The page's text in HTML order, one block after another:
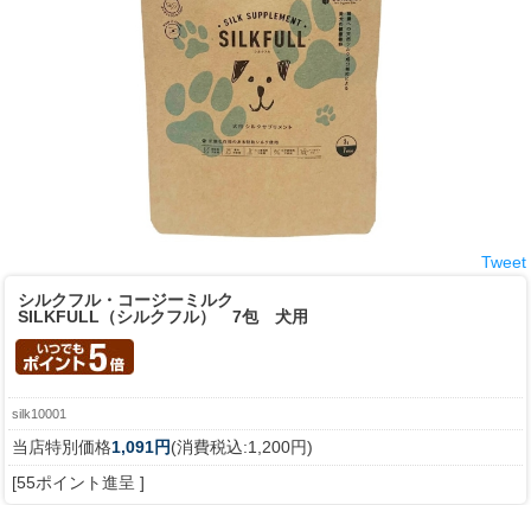
Tweet
シルクフル・コージーミルク
SILKFULL（シルクフル） 7包 犬用
silk10001
当店特別価格1,091円(消費税込:1,200円)
[55ポイント進呈 ]